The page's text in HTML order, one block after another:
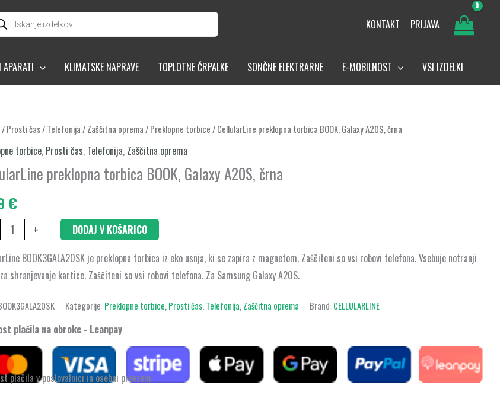
KONTAKT PRIJAVA
KLIMATSKE NAPRAVE TOPLOTNE ČRPALKE SONČNE ELEKTRARNE E-MOBILNOST VSI IZDELKI
/Prosti čas/Telefonija/Zaščitna oprema/Preklopne torbice/ CellularLine preklopna torbica BOOK, Galaxy A20S, črna
torbice, Prosti čas, Telefonija, Zaščitna oprema
preklopna torbica BOOK, Galaxy A20S, črna
€
+
DODAJ V KOŠARICO
BOOK3GALA20SK je preklopna torbica iz eko usnja, ki se zapira z magnetom. Zaščiteni so vsi robovi telefona. Vsebuje notranji
shranjevanje kartice. Zaščiteni so vsi robovi telefona. Za Samsung Galaxy A20S.
Kategorije:Preklopne torbice,Prosti čas,Telefonija,Zaščitna oprema Brand:CELLULARLINE
plačila na obroke - Leanpay
plačila v poslovalnici in osebni prevzem